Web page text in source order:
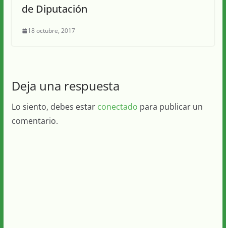
de Diputación
18 octubre, 2017
Deja una respuesta
Lo siento, debes estar conectado para publicar un
comentario.